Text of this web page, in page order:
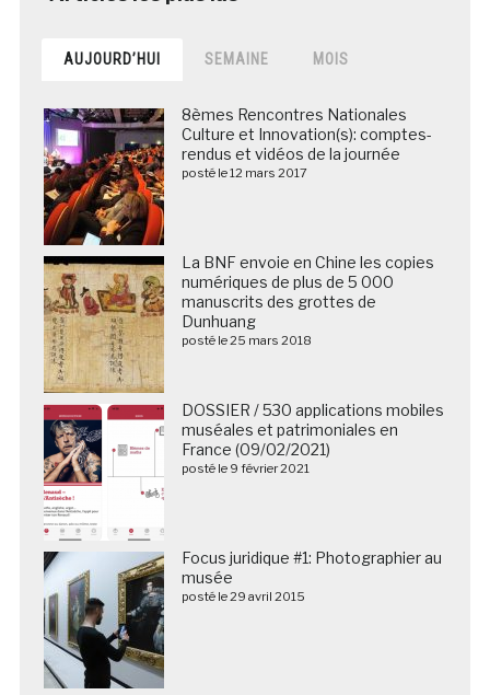
AUJOURD’HUI SEMAINE MOIS
8èmes Rencontres Nationales
Culture et Innovation(s): comptes-
rendus et vidéos de la journée
posté le 12 mars 2017
La BNF envoie en Chine les copies
numériques de plus de 5 000
manuscrits des grottes de
Dunhuang
posté le 25 mars 2018
DOSSIER / 530 applications mobiles
muséales et patrimoniales en
France (09/02/2021)
posté le 9 février 2021
Focus juridique #1: Photographier au
musée
posté le 29 avril 2015